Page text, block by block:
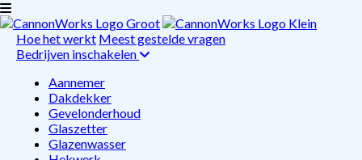
Hoe het werkt Meest gestelde vragen
Bedrijven inschakelen
Aannemer
Dakdekker
Gevelonderhoud
Glaszetter
Glazenwasser